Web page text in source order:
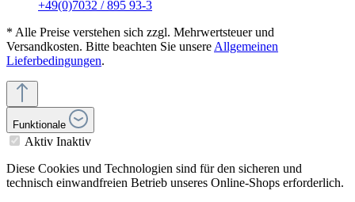
+49(0)7032 / 895 93-3
* Alle Preise verstehen sich zzgl. Mehrwertsteuer und
Versandkosten. Bitte beachten Sie unsere Allgemeinen
Lieferbedingungen.
Funktionale
Aktiv Inaktiv
Diese Cookies und Technologien sind für den sicheren und
technisch einwandfreien Betrieb unseres Online-Shops erforderlich.